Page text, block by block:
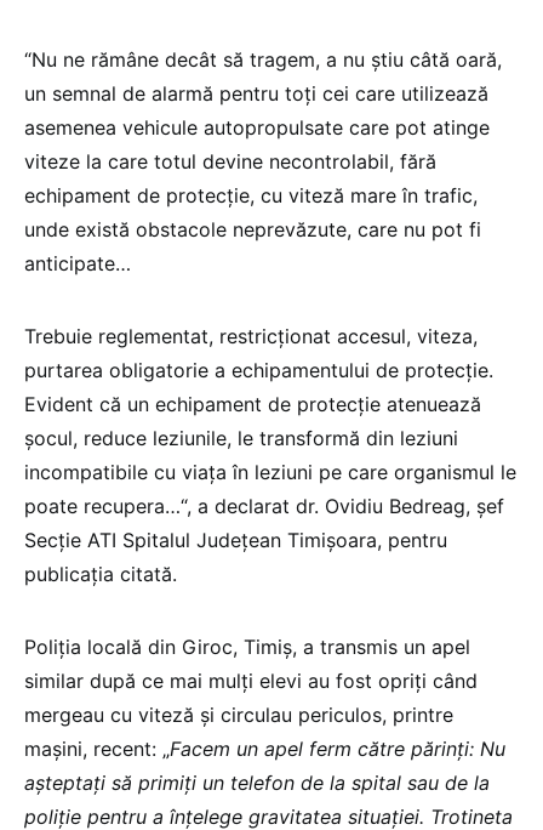
“Nu ne rămâne decât să tragem, a nu știu câtă oară,
un semnal de alarmă pentru toți cei care utilizează
asemenea vehicule autopropulsate care pot atinge
viteze la care totul devine necontrolabil, fără
echipament de protecție, cu viteză mare în trafic,
unde există obstacole neprevăzute, care nu pot fi
anticipate…
Trebuie reglementat, restricționat accesul, viteza,
purtarea obligatorie a echipamentului de protecție.
Evident că un echipament de protecție atenuează
șocul, reduce leziunile, le transformă din leziuni
incompatibile cu viața în leziuni pe care organismul le
poate recupera…“, a declarat dr. Ovidiu Bedreag, șef
Secție ATI Spitalul Județean Timișoara, pentru
publicația citată.
Poliția locală din Giroc, Timiș, a transmis un apel
similar după ce mai mulți elevi au fost opriți când
mergeau cu viteză și circulau periculos, printre
mașini, recent: „Facem un apel ferm către părinți: Nu
așteptați să primiți un telefon de la spital sau de la
poliție pentru a înțelege gravitatea situației. Trotineta